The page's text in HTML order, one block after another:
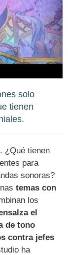
solo
tienen
. ¿Qué tienen
para
sonoras?
temas con
los
el
de tono
contra jefes
ha